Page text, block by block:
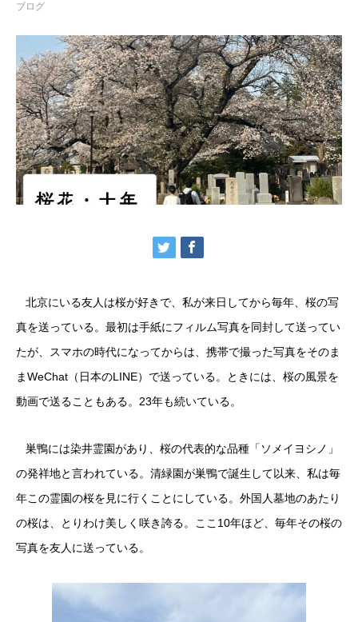
ブログ
北京にいる友人は桜が好きで、私が来日してから毎年、桜の写
真を送っている。最初は手紙にフィルム写真を同封して送ってい
たが、スマホの時代になってからは、携帯で撮った写真をそのま
まWeChat（日本のLINE）で送っている。ときには、桜の風景を
動画で送ることもある。23年も続いている。
巣鴨には染井霊園があり、桜の代表的な品種「ソメイヨシノ」
の発祥地と言われている。清緑園が巣鴨で誕生して以来、私は毎
年この霊園の桜を見に行くことにしている。外国人墓地のあたり
の桜は、とりわけ美しく咲き誇る。ここ10年ほど、毎年その桜の
写真を友人に送っている。